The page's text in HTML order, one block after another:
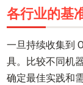
各行业的基
一旦持续收集到
具。比较不同机
确定最佳实践和